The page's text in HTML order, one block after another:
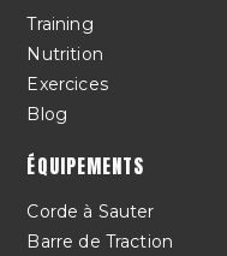
Training
Nutrition
Exercices
Blog
ÉQUIPEMENTS
Corde à Sauter
Barre de Traction